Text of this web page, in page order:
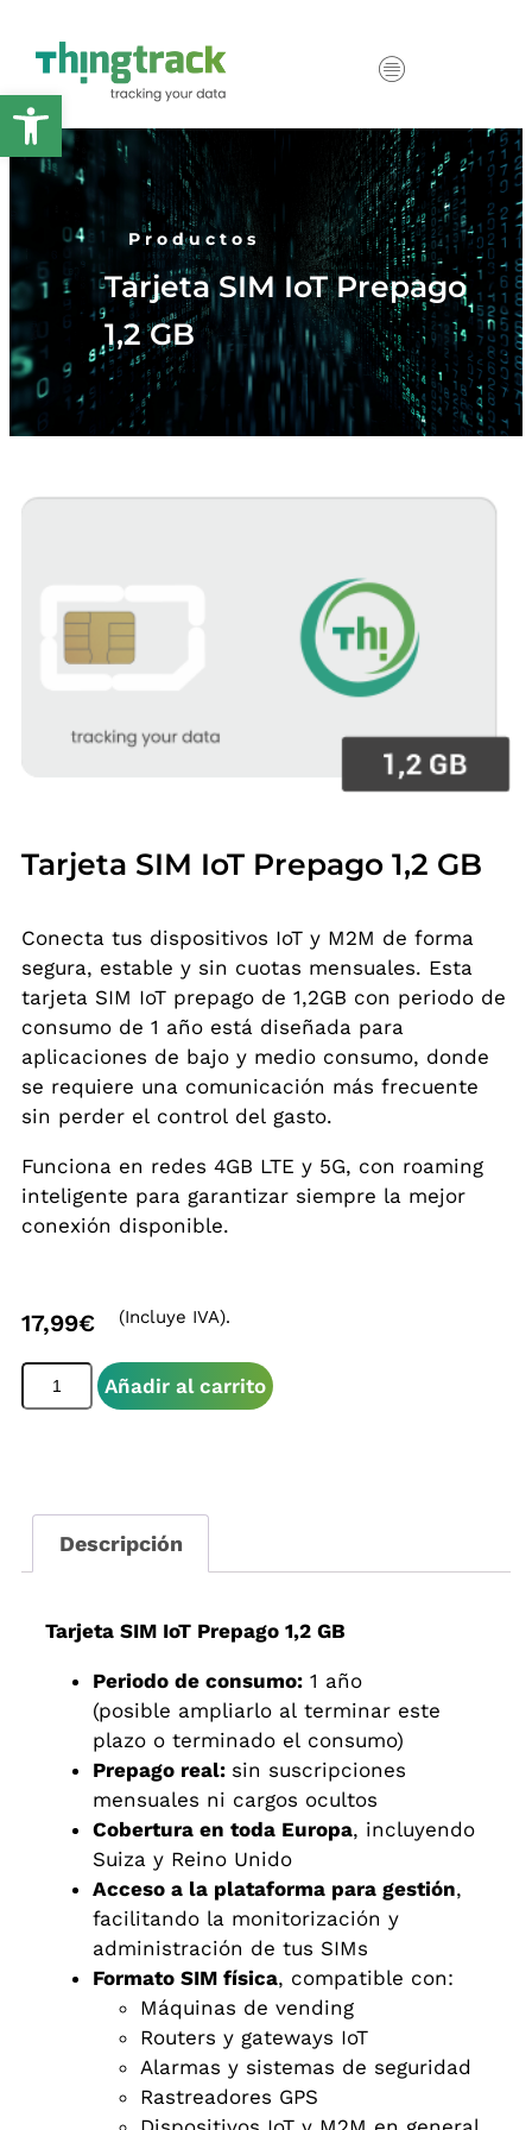
Abrir barra de herramientas
Productos
Tarjeta SIM IoT Prepago
1,2 GB
Tarjeta SIM IoT Prepago 1,2 GB
Conecta tus dispositivos IoT y M2M de forma
segura, estable y sin cuotas mensuales. Esta
tarjeta SIM IoT prepago de 1,2GB con periodo de
consumo de 1 año está diseñada para
aplicaciones de bajo y medio consumo, donde
se requiere una comunicación más frecuente
sin perder el control del gasto.
Funciona en redes 4GB LTE y 5G, con roaming
inteligente para garantizar siempre la mejor
conexión disponible.
17,99€ (Incluye IVA).
Añadir al carrito
Descripción
Tarjeta SIM IoT Prepago 1,2 GB
Periodo de consumo: 1 año
(posible ampliarlo al terminar este
plazo o terminado el consumo)
Prepago real: sin suscripciones
mensuales ni cargos ocultos
Cobertura en toda Europa, incluyendo
Suiza y Reino Unido
Acceso a la plataforma para gestión,
facilitando la monitorización y
administración de tus SIMs
Formato SIM física, compatible con:
Máquinas de vending
Routers y gateways IoT
Alarmas y sistemas de seguridad
Rastreadores GPS